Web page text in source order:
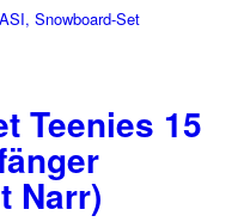
Teenies 15
Narr)